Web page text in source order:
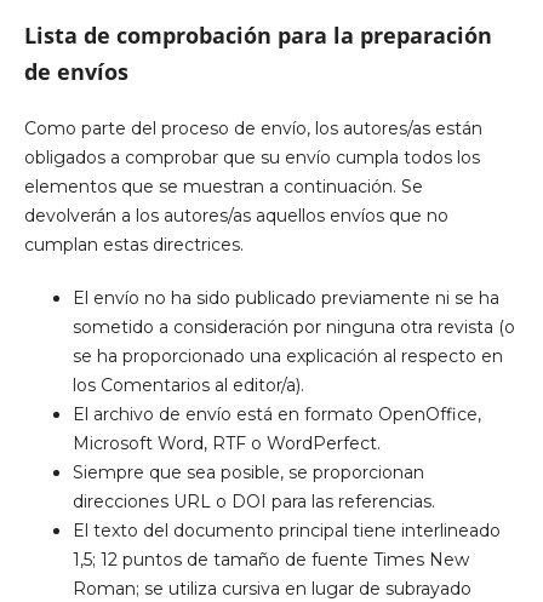
Lista de comprobación para la preparación
de envíos
Como parte del proceso de envío, los autores/as están
obligados a comprobar que su envío cumpla todos los
elementos que se muestran a continuación. Se
devolverán a los autores/as aquellos envíos que no
cumplan estas directrices.
El envío no ha sido publicado previamente ni se ha
sometido a consideración por ninguna otra revista (o
se ha proporcionado una explicación al respecto en
los Comentarios al editor/a).
El archivo de envío está en formato OpenOffice,
Microsoft Word, RTF o WordPerfect.
Siempre que sea posible, se proporcionan
direcciones URL o DOI para las referencias.
El texto del documento principal tiene interlineado
1,5; 12 puntos de tamaño de fuente Times New
Roman; se utiliza cursiva en lugar de subrayado